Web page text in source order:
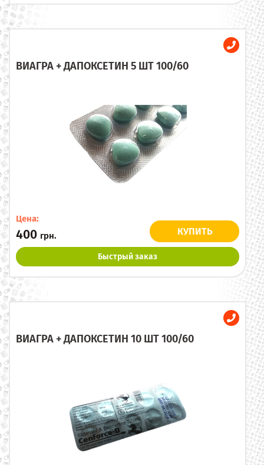
ВИАГРА + ДАПОКСЕТИН 5 ШТ 100/60
Цена:
400 грн. КУПИТЬ
Быстрый заказ
ВИАГРА + ДАПОКСЕТИН 10 ШТ 100/60